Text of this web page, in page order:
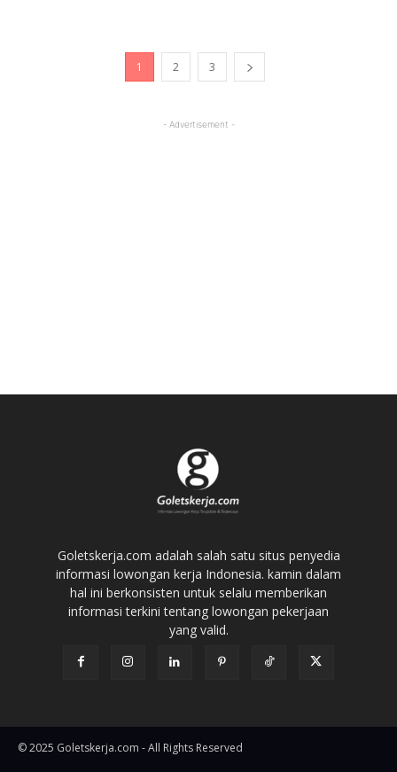
1 2 3
- Advertisement -
Goletskerja.com adalah salah satu situs penyedia
informasi lowongan kerja Indonesia. kamin dalam
hal ini berkonsisten untuk selalu memberikan
informasi terkini tentang lowongan pekerjaan
yang valid.
© 2025 Goletskerja.com - All Rights Reserved